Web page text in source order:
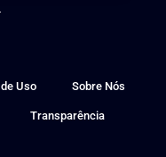
Uso Sobre Nós
Transparência